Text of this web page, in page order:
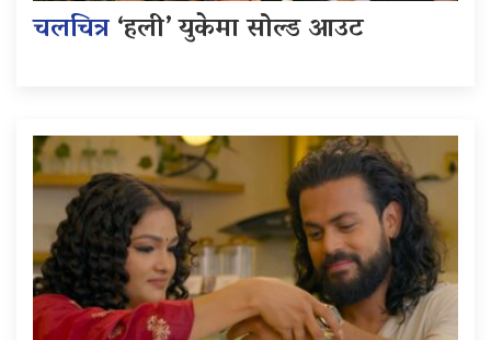
चलचित्र‘हली’ युकेमा सोल्ड आउट